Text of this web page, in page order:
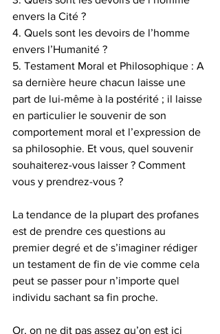
envers la Cité ?
4. Quels sont les devoirs de l’homme
envers l’Humanité ?
5. Testament Moral et Philosophique : A
sa dernière heure chacun laisse une
part de lui-même à la postérité ; il laisse
en particulier le souvenir de son
comportement moral et l’expression de
sa philosophie. Et vous, quel souvenir
souhaiterez-vous laisser ? Comment
vous y prendrez-vous ?
La tendance de la plupart des profanes
est de prendre ces questions au
premier degré et de s’imaginer rédiger
un testament de fin de vie comme cela
peut se passer pour n’importe quel
individu sachant sa fin proche.
Or, on ne dit pas assez qu’on est ici